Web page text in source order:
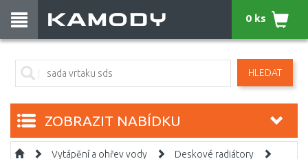
HLEDAT
0 ks
ZOBRAZIT NABÍDKU
Vytápění a ohřev vody
Deskové radiátory